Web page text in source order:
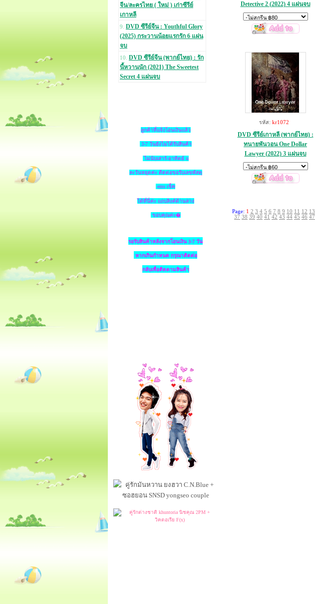
จีน/ละครไทย ( ใหม่ ) เก่าซีรีย์
เกาหลี
9. DVD ซีรีย์จีน : Youthful Glory
(2025) กระวานน้อยแรกรัก 6 แผ่น
จบ
10. DVD ซีรีย์จีน (พากย์ไทย) : รัก
นี้หวานนัก (2021) The Sweetest
Secret 4 แผ่นจบ
ลูกค้าที่แจ้งโอนเงินแล้ว
3-7 วันยังไม่ได้รับสินค้า
ไม่นับเสาร์-อาทิตย์ แ
ละวันหยุดค่ะ ติดต่อขอรับเลขพัสดุ
ems เช็ค
ได้ที่นี่ค่ะ แถบลิงค์ด้านล่าง
ขอบคุณค่ะ�
รอรับสินค้าหลังจากโอนเงิน 3-7 วัน
หากเกินกำหนด กรุณาติดต่อ
กลับเพื่อติดตามสินค้า
Detective 2 (2022) 4 แผ่นจบ
รหัส: kr1072
DVD ซีรีย์เกาหลี (พากย์ไทย) :
ทนายพันวอน One Dollar
Lawyer (2022) 3 แผ่นจบ
Page: 1 2 3 4 5 6 7 8 9 10 11 12 13
37 38 39 40 41 42 43 44 45 46 47